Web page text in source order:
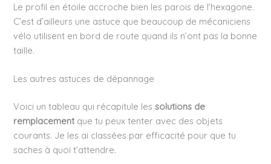
Le profil en étoile accroche bien les parois de l’hexagone.
C’est d’ailleurs une astuce que beaucoup de mécaniciens
vélo utilisent en bord de route quand ils n’ont pas la bonne
taille.
Les autres astuces de dépannage
Voici un tableau qui récapitule lessolutions de
remplacement que tu peux tenter avec des objets
courants. Je les ai classées par efficacité pour que tu
saches à quoi t’attendre.